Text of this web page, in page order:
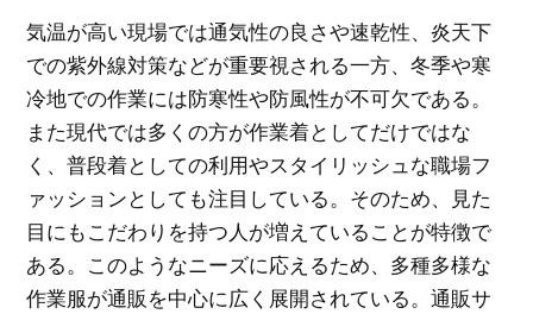
気温が高い現場では通気性の良さや速乾性、炎天下
での紫外線対策などが重要視される一方、冬季や寒
冷地での作業には防寒性や防風性が不可欠である。
また現代では多くの方が作業着としてだけではな
く、普段着としての利用やスタイリッシュな職場フ
ァッションとしても注目している。そのため、見た
目にもこだわりを持つ人が増えていることが特徴で
ある。このようなニーズに応えるため、多種多様な
作業服が通販を中心に広く展開されている。通販サ